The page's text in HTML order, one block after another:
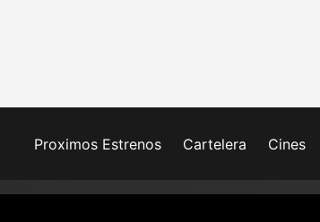
Proximos Estrenos Cartelera Cines